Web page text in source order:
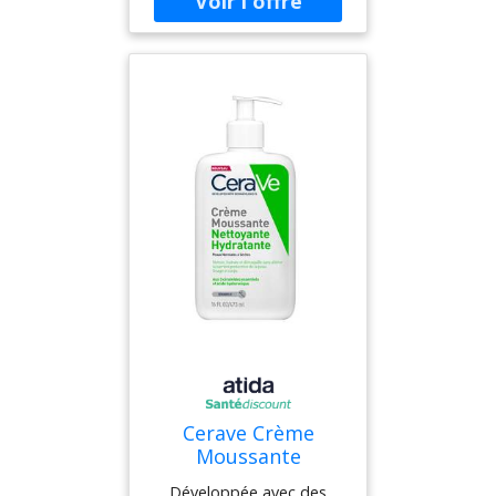
son SPF50 et de sa teinte
qui s'adapte parfaitement
ses vertus anti-âge et anti-
oxydantes en font une
quotidien. Isdin
Fotoprotector Fusion
Water Color Crème Solaire
Teintée SPF50 50ml peut
être utilisé sur tout type
de peau, y compris les
peaux atopiques. Il est
aux peaux mixtes à
grasses.
Cerave Crème
Moussante
Nettoyante
Développée avec des